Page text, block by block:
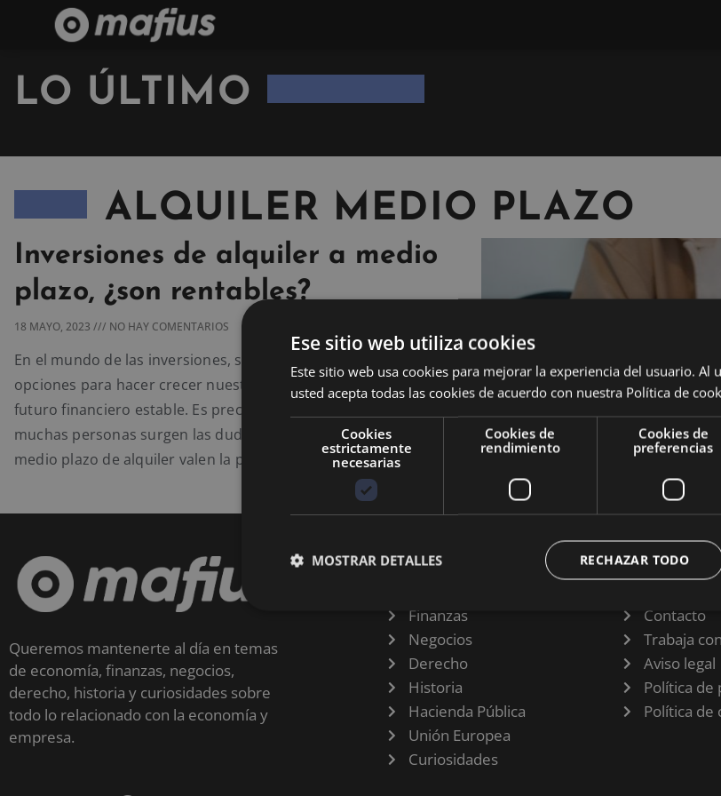
LO ÚLTIMO
ALQUILER MEDIO PLAZO
Inversiones de alquiler a medio
plazo, ¿son rentables?
18 MAYO, 2023 NO HAY COMENTARIOS
En el mundo de las inversiones, siempre buscamos las mejores
opciones para hacer crecer nuestro patrimonio y asegurar un
futuro financiero estable. Es precisamente allí donde para
muchas personas surgen las dudas sobre si las inversiones a
medio plazo de alquiler valen la pena.
Queremos mantenerte al día en temas
de economía, finanzas, negocios,
derecho, historia y curiosidades sobre
todo lo relacionado con la economía y
empresa.
Finanzas
Negocios
Derecho
Historia
Hacienda Pública
Unión Europea
Curiosidades
Contacto
Trabaja
Aviso legal
Política de
Política de
Ese sitio web utiliza cookies
Este sitio web usa cookies para mejorar la experiencia del usuario. Al
usted acepta todas las cookies de acuerdo con nuestra Política de
Cookies
estrictamente
necesarias
Cookies de
rendimiento
Cookies de
preferencias
RECHAZAR TODO
MOSTRAR DETALLES